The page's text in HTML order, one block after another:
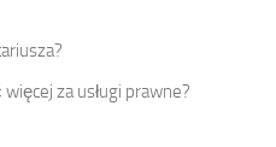
za usługi prawne?